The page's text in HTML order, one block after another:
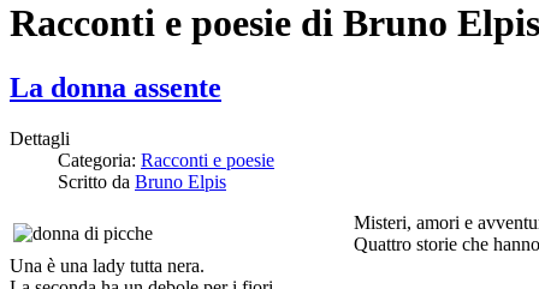
Racconti e poesie di Bruno Elpis
La donna assente
Dettagli
Categoria: Racconti e poesie
Scritto da Bruno Elpis
Misteri, amori e
Quattro storie che
Una è una lady tutta nera.